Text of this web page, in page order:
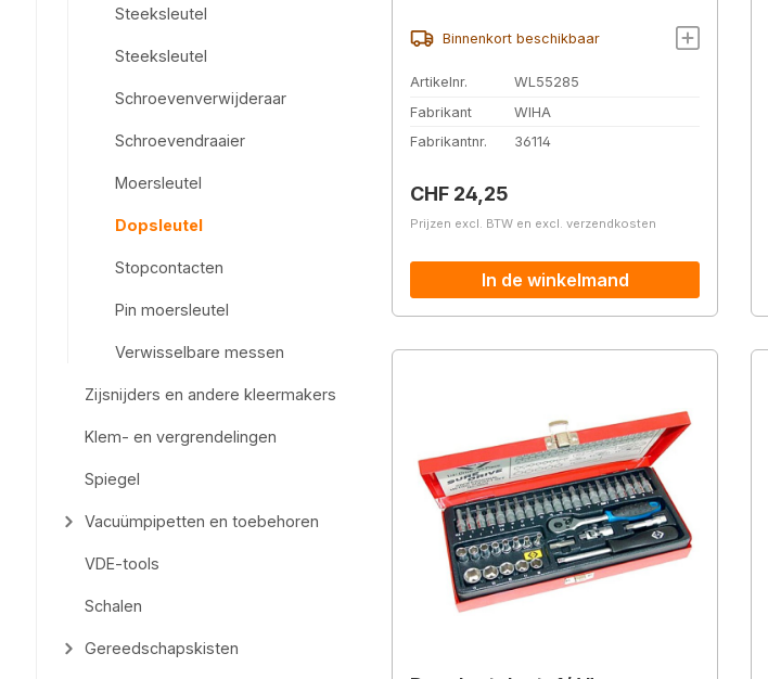
Steeksleutel
Steeksleutel
Schroevenverwijderaar
Schroevendraaier
Moersleutel
Dopsleutel
Stopcontacten
Pin moersleutel
Verwisselbare messen
Zijsnijders en andere kleermakers
Klem- en vergrendelingen
Spiegel
Vacuümpipetten en toebehoren
VDE-tools
Schalen
Gereedschapskisten
Binnenkort beschikbaar
Artikelnr.
WL55285
Fabrikant
WIHA
Fabrikantnr.
36114
Normale prijs:
CHF 24,25
Prijzen excl. BTW en excl. verzendkosten
In de winkelmand